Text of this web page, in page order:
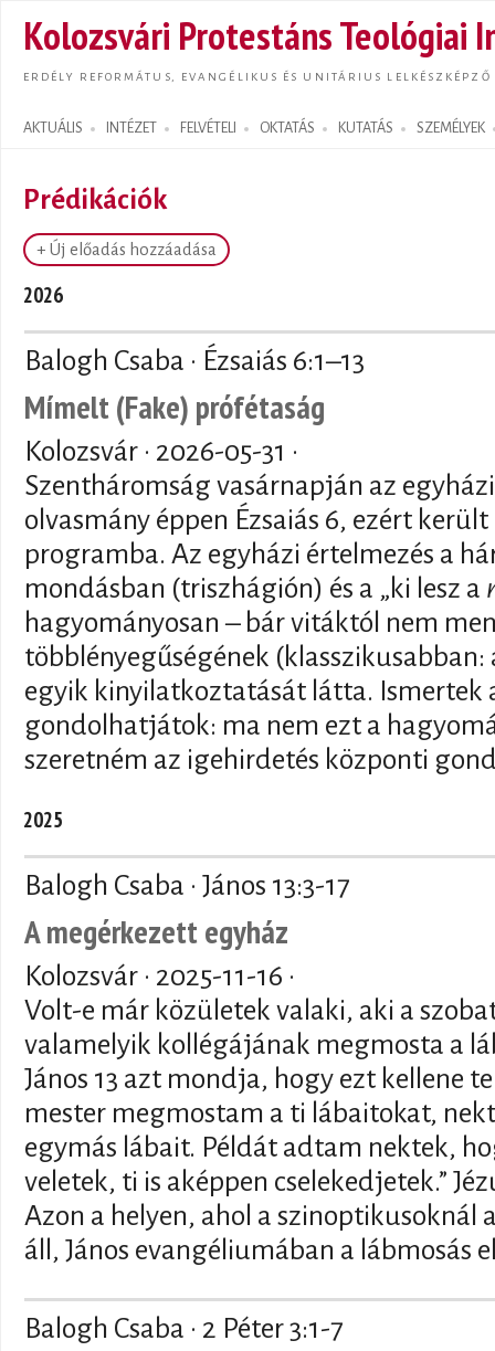
Kolozsvári Protestáns Teológiai
ERDÉLY REFORMÁTUS, EVANGÉLIKUS ÉS UNITÁRIUS LELKÉSZKÉPZŐ
AKTUÁLIS INTÉZET FELVÉTELI OKTATÁS KUTATÁS SZEMÉLYEK
Search form
Prédikációk
+ Új előadás hozzáadása
2026
Balogh Csaba · Ézsaiás 6:1–13
Mímelt (Fake) prófétaság
Kolozsvár · 2026-05-31 ·
Szentháromság vasárnapján az
olvasmány éppen Ézsaiás 6, ezért
programba. Az egyházi értelmezés a
mondásban (triszhágión) és a „ki lesz a
hagyományosan – bár vitáktól nem
többlényegűségének
egyik kinyilatkoztatását látta. Ismertek
gondolhatjátok: ma nem ezt a
szeretném az igehirdetés központi
2025
Balogh Csaba · János 13:3-17
A megérkezett egyház
Kolozsvár · 2025-11-16 ·
Volt-e már közületek valaki, aki a
valamelyik kollégájának megmosta a
János 13 azt mondja, hogy ezt kellene
mester megmostam a ti lábaitokat,
egymás lábait. Példát adtam nektek,
veletek, ti is aképpen cselekedjetek.”
Azon a helyen, ahol a szinoptikusoknál
áll, János evangéliumában a lábmosás
Balogh Csaba · 2 Péter 3:1-7